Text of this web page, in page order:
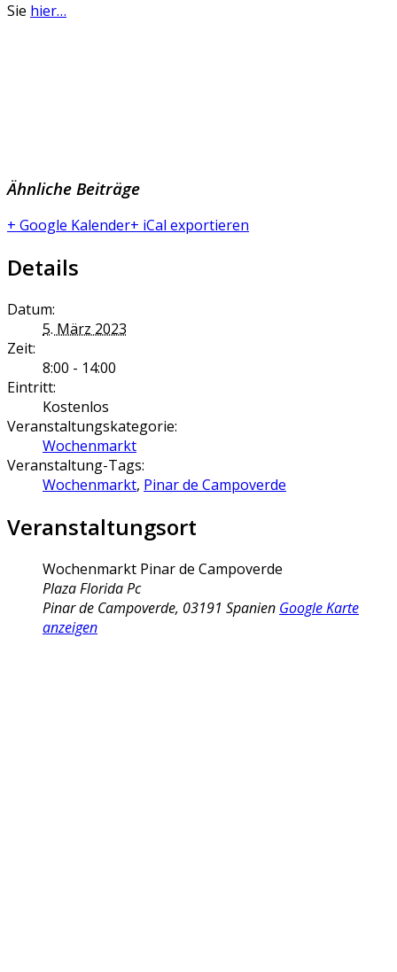
Sie hier…
Ähnliche Beiträge
+ Google Kalender+ iCal exportieren
Details
Datum:
5. März 2023
Zeit:
8:00 - 14:00
Eintritt:
Kostenlos
Veranstaltungskategorie:
Wochenmarkt
Veranstaltung-Tags:
Wochenmarkt, Pinar de Campoverde
Veranstaltungsort
Wochenmarkt Pinar de Campoverde
Plaza Florida Pc
Pinar de Campoverde, 03191 Spanien Google Karte
anzeigen